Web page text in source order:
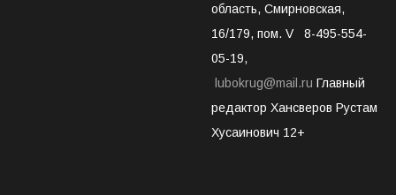
область, Смирновская,
16/179, пом. V 8-495-554-
05-19,
lubokrug@mail.ru Главный
редактор Хансверов Рустам
Хусаинович 12+